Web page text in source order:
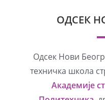
ОДСЕК
Одсек Нови
техничка школа
Академије